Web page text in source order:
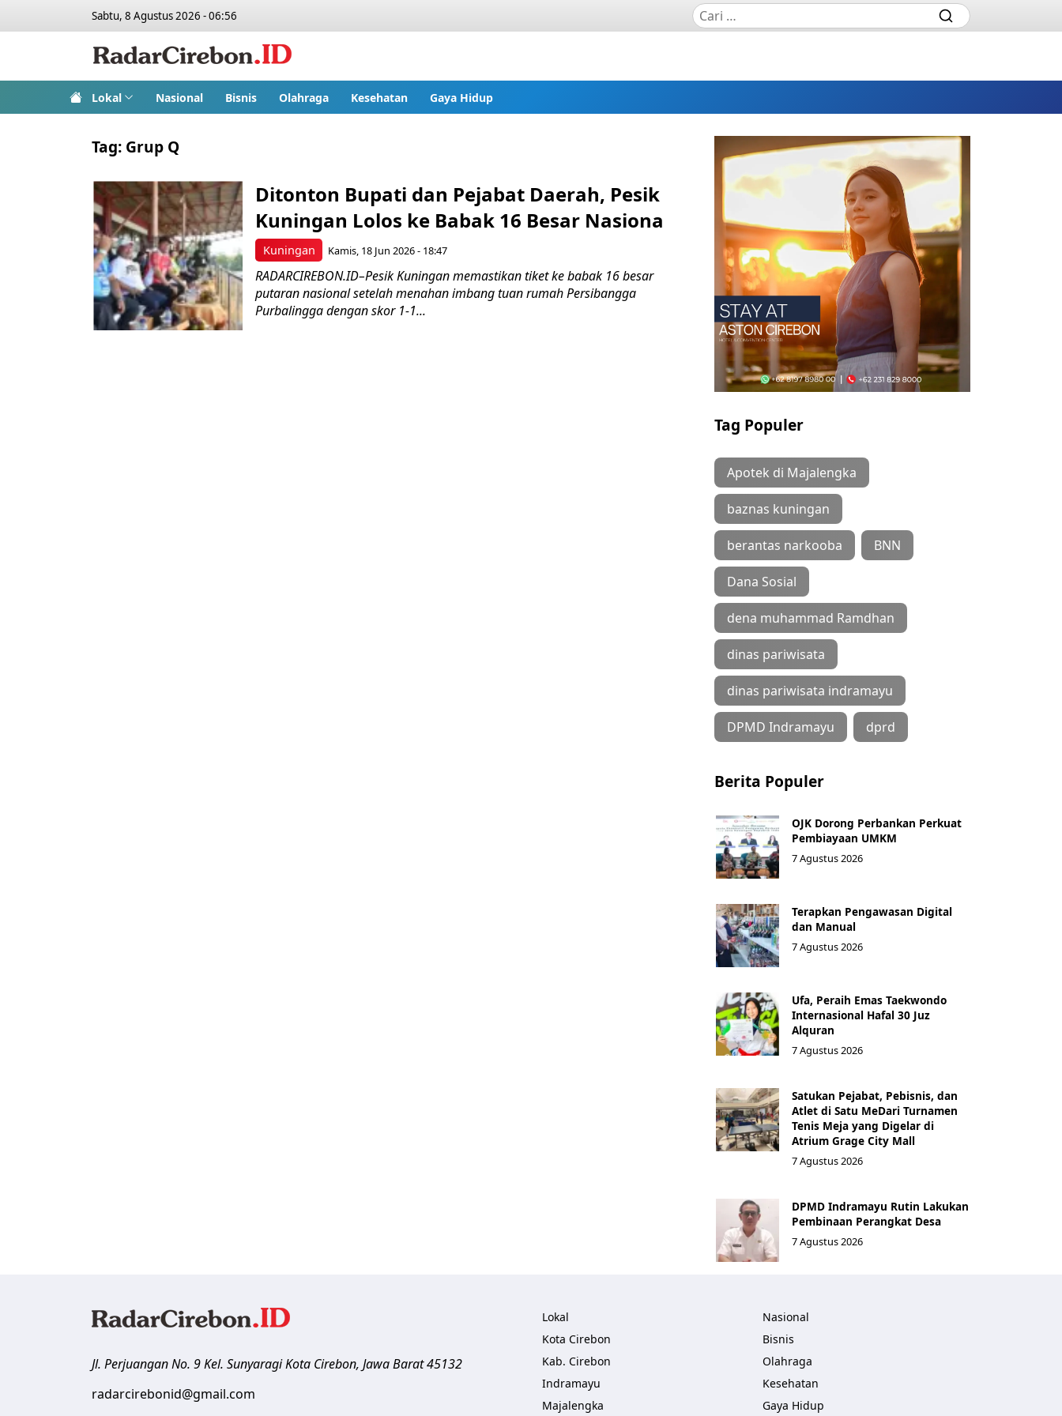
Sabtu, 8 Agustus 2026 - 06:56
Lokal Nasional Bisnis Olahraga Kesehatan Gaya Hidup
Tag: Grup Q
Kuningan
Ditonton Bupati dan Pejabat Daerah, Pesik
Kuningan Lolos ke Babak 16 Besar Nasiona
Kamis, 18 Jun 2026 - 18:47
RADARCIREBON.ID–Pesik Kuningan memastikan tiket ke babak 16 besar
putaran nasional setelah menahan imbang tuan rumah Persibangga
Purbalingga dengan skor 1-1...
Tag Populer
Apotek di Majalengka
baznas kuningan
berantas narkooba BNN
Dana Sosial
dena muhammad Ramdhan
dinas pariwisata
dinas pariwisata indramayu
DPMD Indramayu dprd
Berita Populer
OJK Dorong Perbankan Perkuat
Pembiayaan UMKM
7 Agustus 2026
Terapkan Pengawasan Digital
dan Manual
7 Agustus 2026
Ufa, Peraih Emas Taekwondo
Internasional Hafal 30 Juz
Alquran
7 Agustus 2026
Satukan Pejabat, Pebisnis, dan
Atlet di Satu MeDari Turnamen
Tenis Meja yang Digelar di
Atrium Grage City Mall
7 Agustus 2026
DPMD Indramayu Rutin Lakukan
Pembinaan Perangkat Desa
7 Agustus 2026
Jl. Perjuangan No. 9 Kel. SunyaragiKota Cirebon, Jawa Barat45132
radarcirebonid@gmail.com
Lokal
Kota Cirebon
Kab. Cirebon
Indramayu
Majalengka
Nasional
Bisnis
Olahraga
Kesehatan
Gaya Hidup